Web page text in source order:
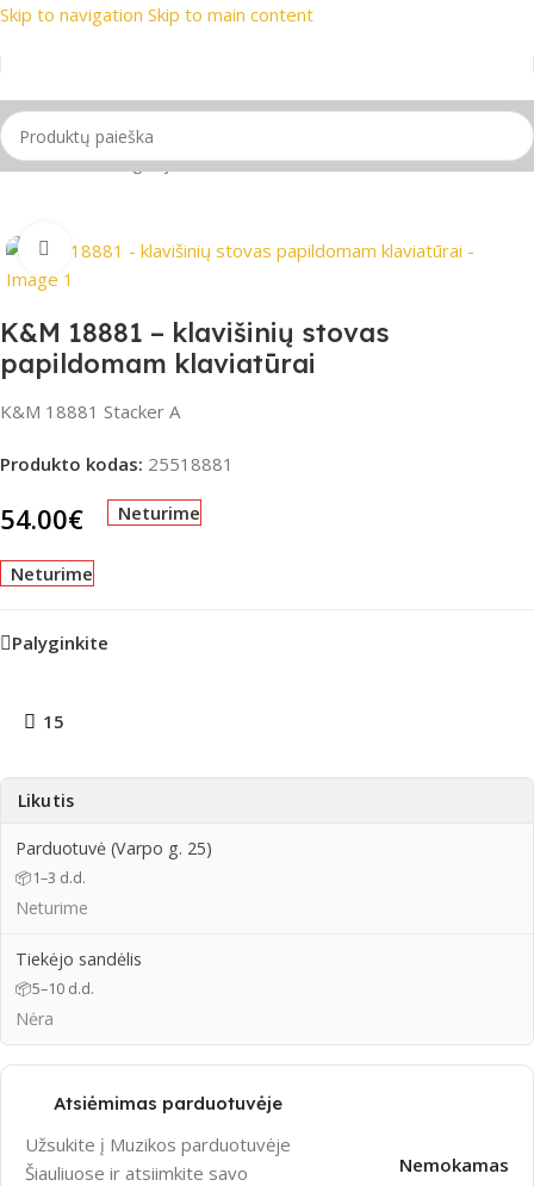
Skip to navigation Skip to main content
📦 Nemokamas
Pradžia/be-kategorijos
Spustelėkite, jei norite padidinti
K&M 18881 – klavišinių stovas
papildomam klaviatūrai
K&M 18881 Stacker A
Produkto kodas: 25518881
54.00€ Neturime
Neturime
Palyginkite
15
Likutis
Parduotuvė (Varpo g. 25)
📦1–3 d.d.
Neturime
Tiekėjo sandėlis
📦5–10 d.d.
Nėra
Atsiėmimas parduotuvėje
Užsukite į Muzikos parduotuvėje
Šiauliuose ir atsiimkite savo
Nemokamas